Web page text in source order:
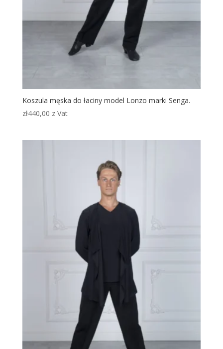
Koszula męska do łaciny model Lonzo marki Senga.
zł440,00 z Vat